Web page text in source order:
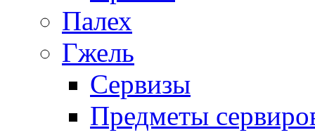
Палех
Гжель
Сервизы
Предметы